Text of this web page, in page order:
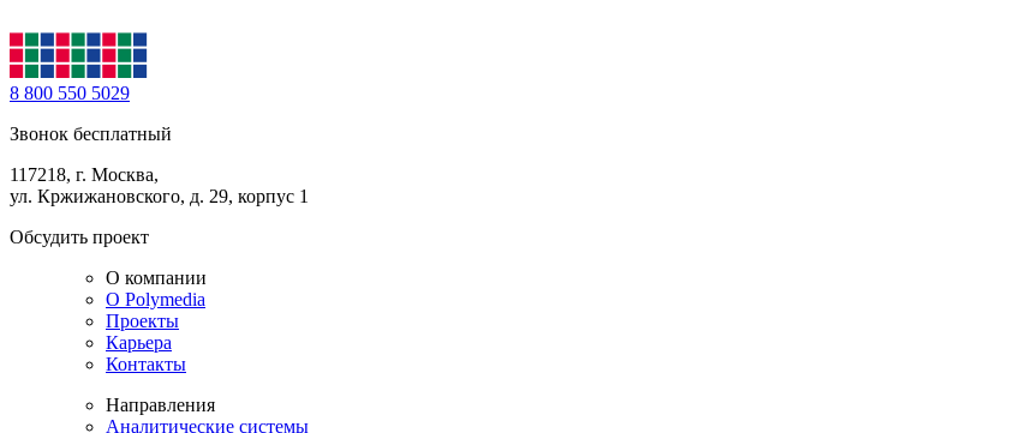
8 800 550 5029
Звонок бесплатный
117218, г. Москва,
ул. Кржижановского, д. 29, корпус 1
Обсудить проект
О компании
О Polymedia
Проекты
Карьера
Контакты
Направления
Аналитические системы